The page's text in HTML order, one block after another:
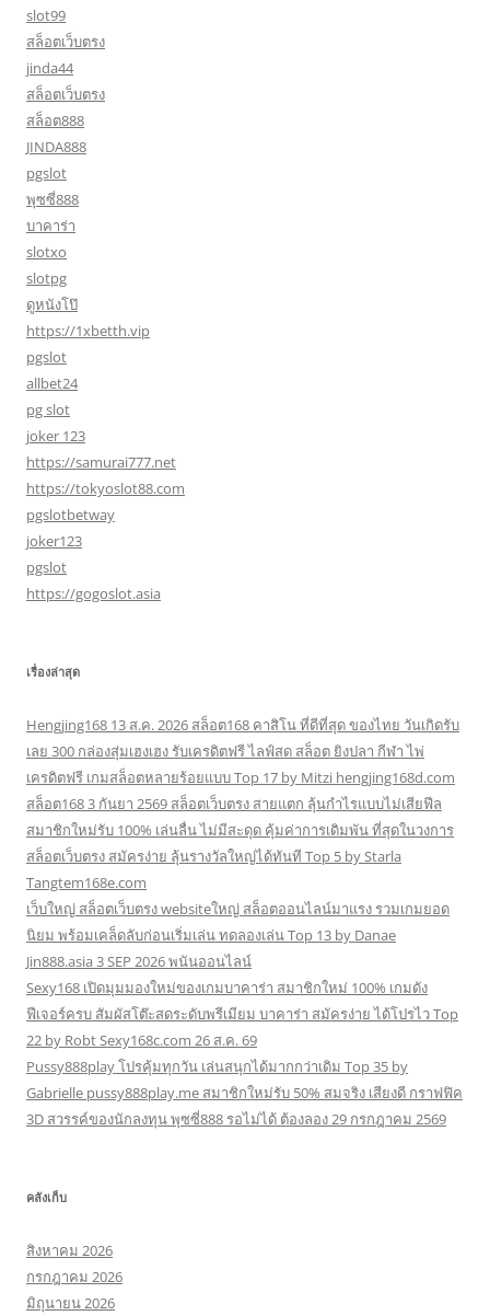
slot99
สล็อตเว็บตรง
jinda44
สล็อตเว็บตรง
สล็อต888
JINDA888
pgslot
พุซซี่888
บาคาร่า
slotxo
slotpg
ดูหนังโป๊
https://1xbetth.vip
pgslot
allbet24
pg slot
joker 123
https://samurai777.net
https://tokyoslot88.com
pgslotbetway
joker123
pgslot
https://gogoslot.asia
เรื่องล่าสุด
Hengjing168 13 ส.ค. 2026 สล็อต168 คาสิโน ที่ดีที่สุด ของไทย วันเกิดรับ
เลย 300 กล่องสุ่มเฮงเฮง รับเครดิตฟรี ไลฟ์สด สล็อต ยิงปลา กีฬา ไพ่
เครดิตฟรี เกมสล็อตหลายร้อยแบบ Top 17 by Mitzi hengjing168d.com
สล็อต168 3 กันยา 2569 สล็อตเว็บตรง สายแตก ลุ้นกำไรแบบไม่เสียฟีล
สมาชิกใหม่รับ 100% เล่นลื่น ไม่มีสะดุด คุ้มค่าการเดิมพัน ที่สุดในวงการ
สล็อตเว็บตรง สมัครง่าย ลุ้นรางวัลใหญ่ได้ทันที Top 5 by Starla
Tangtem168e.com
เว็บใหญ่ สล็อตเว็บตรง websiteใหญ่ สล็อตออนไลน์มาแรง รวมเกมยอด
นิยม พร้อมเคล็ดลับก่อนเริ่มเล่น ทดลองเล่น Top 13 by Danae
Jin888.asia 3 SEP 2026 พนันออนไลน์
Sexy168 เปิดมุมมองใหม่ของเกมบาคาร่า สมาชิกใหม่ 100% เกมดัง
ฟีเจอร์ครบ สัมผัสโต๊ะสดระดับพรีเมียม บาคาร่า สมัครง่าย ได้โปรไว Top
22 by Robt Sexy168c.com 26 ส.ค. 69
Pussy888play โปรคุ้มทุกวัน เล่นสนุกได้มากกว่าเดิม Top 35 by
Gabrielle pussy888play.me สมาชิกใหม่รับ 50% สมจริง เสียงดี กราฟฟิค
3D สวรรค์ของนักลงทุน พุซซี่888 รอไม่ได้ ต้องลอง 29 กรกฎาคม 2569
คลังเก็บ
สิงหาคม 2026
กรกฎาคม 2026
มิถุนายน 2026